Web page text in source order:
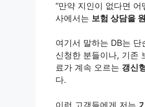
“만약 지인이 없다면
사에서는 보험 상담을
여기서 말하는 DB는
신청한 분들이나, 기존
료가 계속 오르는 갱신
다.
이런 고객들에게 저는